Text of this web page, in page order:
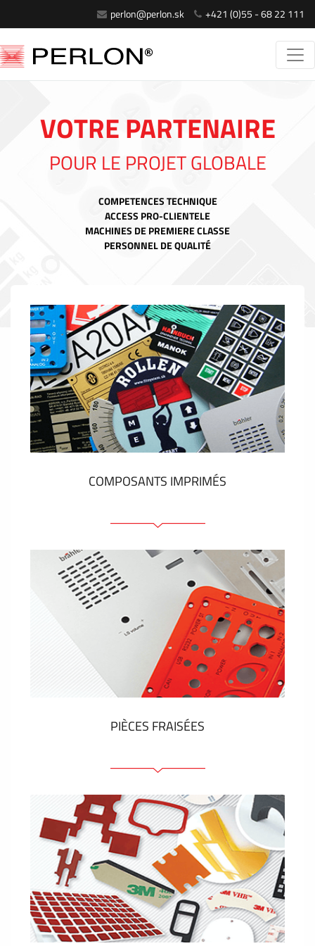
perlon@perlon.sk +421 (0)55 - 68 22 111
VOTRE PARTENAIRE
POUR LE PROJET GLOBALE
COMPETENCES TECHNIQUE
ACCESS PRO-CLIENTELE
MACHINES DE PREMIERE CLASSE
PERSONNEL DE QUALITÉ
COMPOSANTS IMPRIMÉS
Faces avant plastique
Clavier a membrane
Plaques industrielles métalliques
Autocollants et étiquettes
Étiquettes en plastique et tags
VOIR PLUS
PIÈCES FRAISÉES
Face avant ou arrière en aluminium ou matière
plastique
Panneaux anodisés
Panneaux colorés
Panneaux avec éléments de presse
Étiquettes gravees